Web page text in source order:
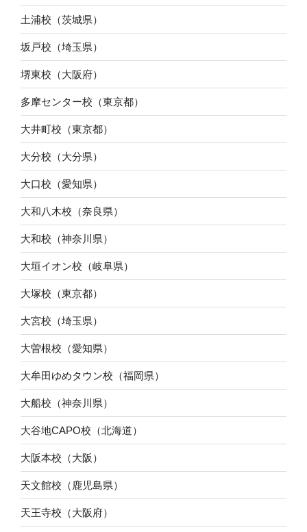
土浦校（茨城県）
坂戸校（埼玉県）
堺東校（大阪府）
多摩センター校（東京都）
大井町校（東京都）
大分校（大分県）
大口校（愛知県）
大和八木校（奈良県）
大和校（神奈川県）
大垣イオン校（岐阜県）
大塚校（東京都）
大宮校（埼玉県）
大曽根校（愛知県）
大牟田ゆめタウン校（福岡県）
大船校（神奈川県）
大谷地CAPO校（北海道）
大阪本校（大阪）
天文館校（鹿児島県）
天王寺校（大阪府）